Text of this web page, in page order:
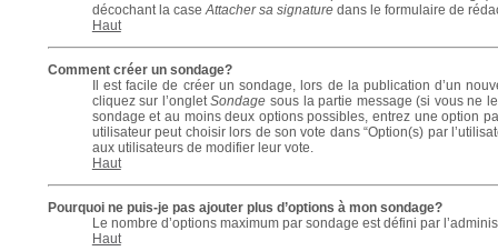
décochant la case Attacher sa signaturedans le formulaire de
Haut
Comment créer un sondage?
Il est facile de créer un sondage, lors de la publication d’un
cliquez sur l’ongletSondage sous la partie message (si vous ne
sondage et au moins deux options possibles, entrez une option
utilisateur peut choisir lors de son vote dans “Option(s) par
aux utilisateurs de modifier leur vote.
Haut
Pourquoi ne puis-je pas ajouter plus d’options à mon sondage?
Le nombre d’options maximum par sondage est défini par
Haut